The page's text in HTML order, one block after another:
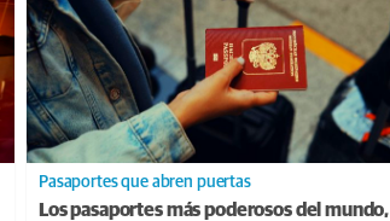
Pasaportes que abren puertas
Los pasaportes más poderosos del mundo,